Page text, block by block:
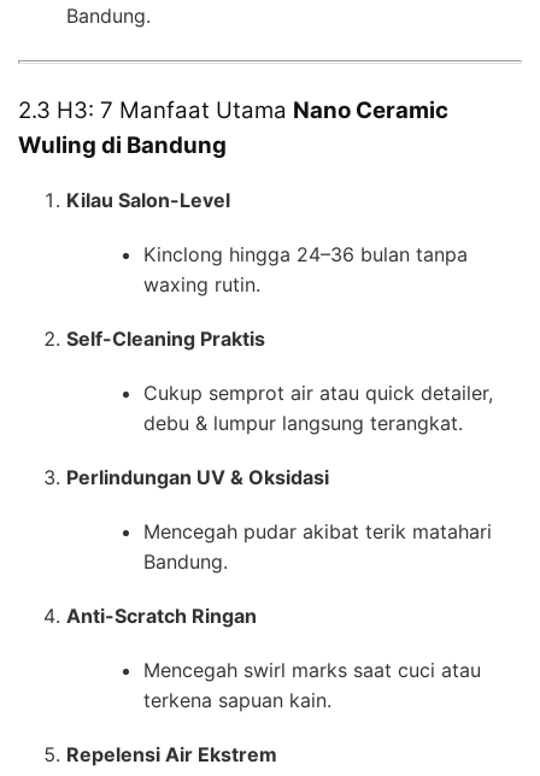
Bandung.
2.3 H3: 7 Manfaat Utama Nano Ceramic
Wuling di Bandung
Kilau Salon-Level
Kinclong hingga 24–36 bulan tanpa
waxing rutin.
Self-Cleaning Praktis
Cukup semprot air atau quick detailer,
debu & lumpur langsung terangkat.
Perlindungan UV & Oksidasi
Mencegah pudar akibat terik matahari
Bandung.
Anti-Scratch Ringan
Mencegah swirl marks saat cuci atau
terkena sapuan kain.
Repelensi Air Ekstrem